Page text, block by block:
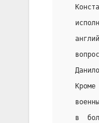
Кроме
в